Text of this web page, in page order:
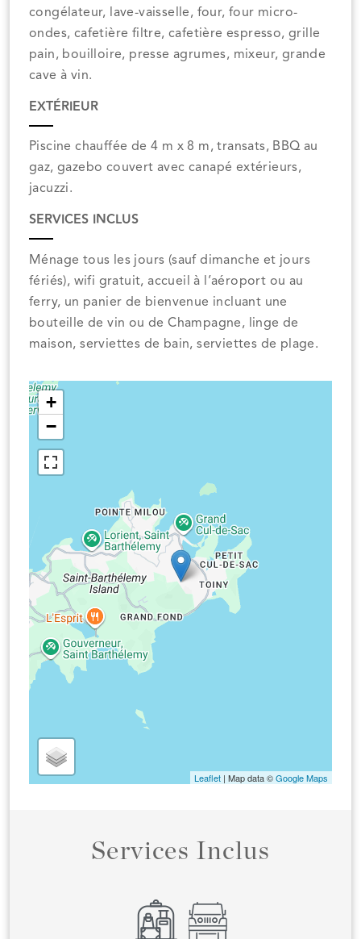
congélateur, lave-vaisselle, four, four micro-
ondes, cafetière filtre, cafetière espresso, grille
pain, bouilloire, presse agrumes, mixeur, grande
cave à vin.
EXTÉRIEUR
Piscine chauffée de 4 m x 8 m, transats, BBQ au
gaz, gazebo couvert avec canapé extérieurs,
jacuzzi.
SERVICES INCLUS
Ménage tous les jours (sauf dimanche et jours
fériés), wifi gratuit, accueil à l’aéroport ou au
ferry, un panier de bienvenue incluant une
bouteille de vin ou de Champagne, linge de
maison, serviettes de bain, serviettes de plage.
+
−
Leaflet | Map data ©Google Maps
Services Inclus